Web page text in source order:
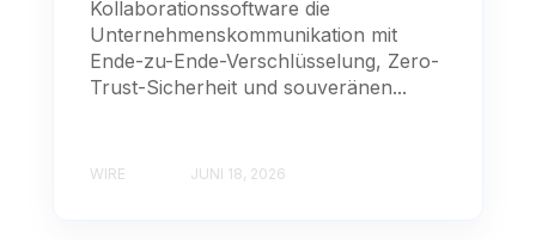
Kollaborationssoftware die
Unternehmenskommunikation mit
Ende-zu-Ende-Verschlüsselung, Zero-
Trust-Sicherheit und souveränen...
WIRE JUNI 18, 2026